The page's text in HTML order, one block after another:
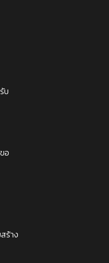
บ
อ
ร้าง